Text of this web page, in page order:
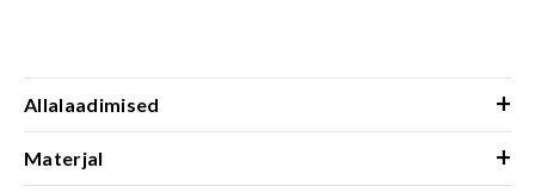
Allalaadimised +
Materjal +